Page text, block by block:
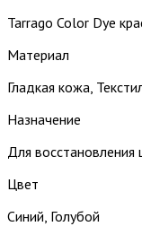
Tarrago Color Dye
Материал
Гладкая кожа,
Назначение
Для
Цвет
Синий, Голубой